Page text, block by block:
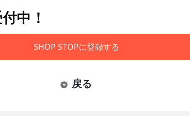
中！
SHOP STOPに登録する
戻る